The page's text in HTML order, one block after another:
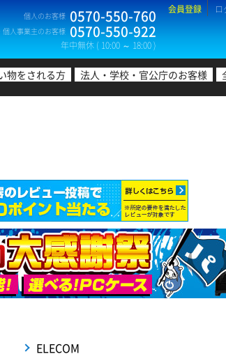
個人のお客様 0570-550-760
個人事業主のお客様 0570-550-922
年中無休 ( 10:00 ～ 18:00 )
会員登録
物をされる方 法人・学校・官公庁のお客様
ELECOM